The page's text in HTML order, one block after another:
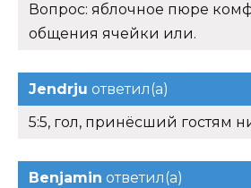
Вопрос: яблочное пюре
общения ячейки или.
Jendrju ответил(а)
5:5, гол, принёсший гостям
Benjamin ответил(а)